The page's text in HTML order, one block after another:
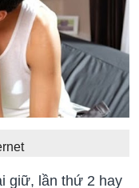
giữ, lần thứ 2 hay